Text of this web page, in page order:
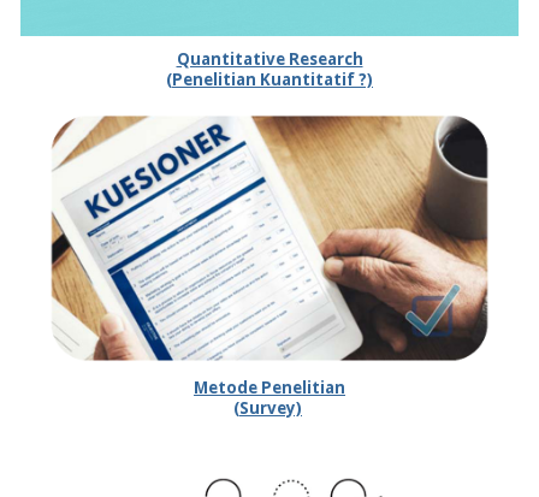
Quantitative Research
(Penelitian Kuantitatif ?)
Metode Penelitian
(Survey)